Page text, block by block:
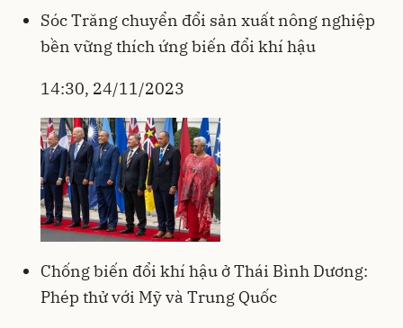
Sóc Trăng chuyển đổi sản xuất nông nghiệp
bền vững thích ứng biến đổi khí hậu
14:30, 24/11/2023
Chống biến đổi khí hậu ở Thái Bình Dương:
Phép thử với Mỹ và Trung Quốc